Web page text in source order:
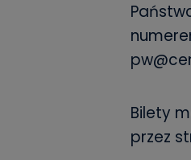
Bilety
przez